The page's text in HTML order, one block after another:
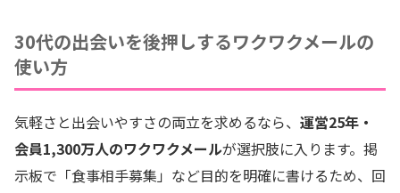
30代の出会いを後押しするワクワクメールの
使い方
気軽さと出会いやすさの両立を求めるなら、 運営25年・
会員1,300万人のワクワクメールが選択肢に入ります。掲
示板で「食事相手募集」など目的を明確に書けるため、回